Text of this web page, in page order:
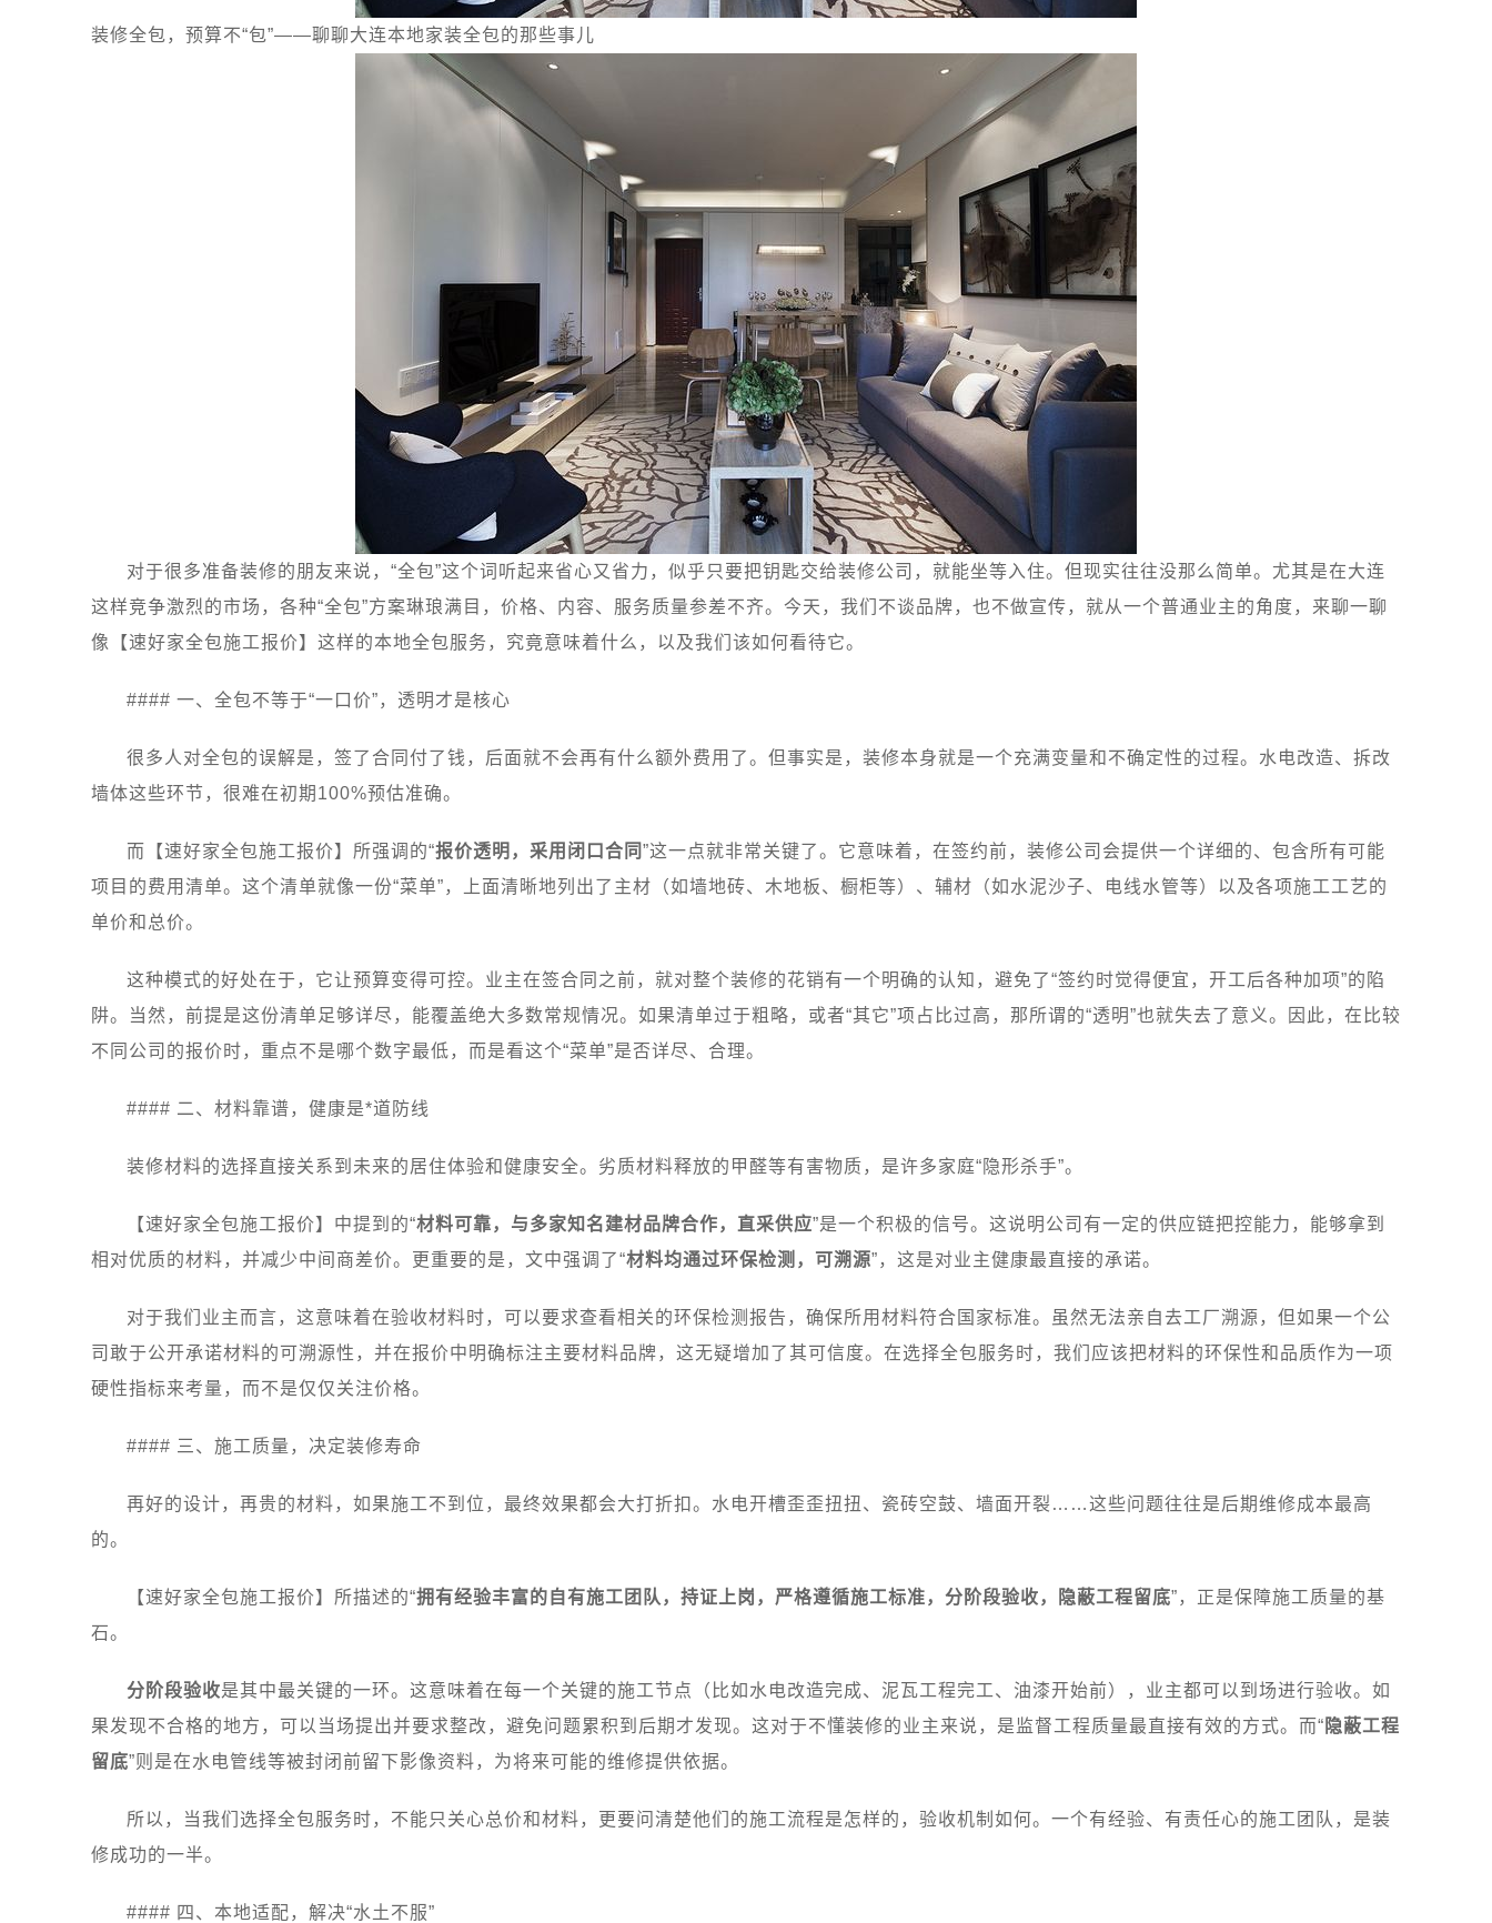
装修全包，预算不“包”——聊聊大连本地家装全包的那些事儿
对于很多准备装修的朋友来说，“全包”这个词听起来省心又省力，似乎只要把钥匙交给装修公司，就能坐等入住。但现实往往没那么简单。尤其是在大连
这样竞争激烈的市场，各种“全包”方案琳琅满目，价格、内容、服务质量参差不齐。今天，我们不谈品牌，也不做宣传，就从一个普通业主的角度，来聊一聊
像【速好家全包施工报价】这样的本地全包服务，究竟意味着什么，以及我们该如何看待它。
#### 一、全包不等于“一口价”，透明才是核心
很多人对全包的误解是，签了合同付了钱，后面就不会再有什么额外费用了。但事实是，装修本身就是一个充满变量和不确定性的过程。水电改造、拆改
墙体这些环节，很难在初期100%预估准确。
而【速好家全包施工报价】所强调的“报价透明，采用闭口合同 ”这一点就非常关键了。它意味着，在签约前，装修公司会提供一个详细的、包含所有可能
项目的费用清单。这个清单就像一份“菜单”，上面清晰地列出了主材（如墙地砖、木地板、橱柜等）、辅材（如水泥沙子、电线水管等）以及各项施工工艺的
单价和总价。
这种模式的好处在于，它让预算变得可控。业主在签合同之前，就对整个装修的花销有一个明确的认知，避免了“签约时觉得便宜，开工后各种加项”的陷
阱。当然，前提是这份清单足够详尽，能覆盖绝大多数常规情况。如果清单过于粗略，或者“其它”项占比过高，那所谓的“透明”也就失去了意义。因此，在比较
不同公司的报价时，重点不是哪个数字最低，而是看这个“菜单”是否详尽、合理。
#### 二、材料靠谱，健康是*道防线
装修材料的选择直接关系到未来的居住体验和健康安全。劣质材料释放的甲醛等有害物质，是许多家庭“隐形杀手”。
【速好家全包施工报价】中提到的“材料可靠，与多家知名建材品牌合作，直采供应”是一个积极的信号。这说明公司有一定的供应链把控能力，能够拿到
相对优质的材料，并减少中间商差价。更重要的是，文中强调了“材料均通过环保检测，可溯源”，这是对业主健康最直接的承诺。
对于我们业主而言，这意味着在验收材料时，可以要求查看相关的环保检测报告，确保所用材料符合国家标准。虽然无法亲自去工厂溯源，但如果一个公
司敢于公开承诺材料的可溯源性，并在报价中明确标注主要材料品牌，这无疑增加了其可信度。在选择全包服务时，我们应该把材料的环保性和品质作为一项
硬性指标来考量，而不是仅仅关注价格。
#### 三、施工质量，决定装修寿命
再好的设计，再贵的材料，如果施工不到位，最终效果都会大打折扣。水电开槽歪歪扭扭、瓷砖空鼓、墙面开裂……这些问题往往是后期维修成本最高
的。
【速好家全包施工报价】所描述的“拥有经验丰富的自有施工团队，持证上岗，严格遵循施工标准，分阶段验收，隐蔽工程留底”，正是保障施工质量的基
石。
分阶段验收是其中最关键的一环。这意味着在每一个关键的施工节点（比如水电改造完成、泥瓦工程完工、油漆开始前），业主都可以到场进行验收。如
果发现不合格的地方，可以当场提出并要求整改，避免问题累积到后期才发现。这对于不懂装修的业主来说，是监督工程质量最直接有效的方式。而“ 隐蔽工程
留底”则是在水电管线等被封闭前留下影像资料，为将来可能的维修提供依据。
所以，当我们选择全包服务时，不能只关心总价和材料，更要问清楚他们的施工流程是怎样的，验收机制如何。一个有经验、有责任心的施工团队，是装
修成功的一半。
#### 四、本地适配，解决“水土不服”